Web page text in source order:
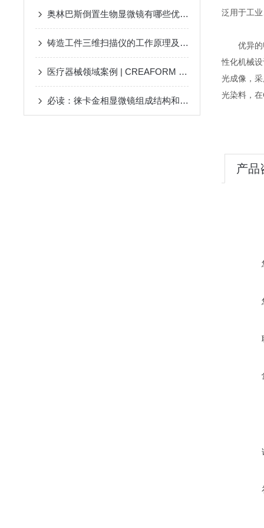
奥林巴斯倒置生物显微镜有哪些优点呢
铸造工件三维扫描仪的工作原理及技术应用
医疗器械领域案例 | CREAFORM 形创助力检测多部件的医疗器械
必读：徕卡金相显微镜组成结构和性能特点
泛用于工
优异的
性化机械
光成像，
光染料，
产品